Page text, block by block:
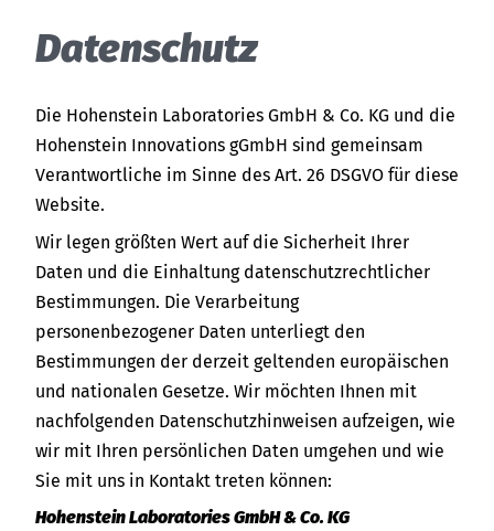
Datenschutz
Die Hohenstein Laboratories GmbH & Co. KG und die
Hohenstein Innovations gGmbH sind gemeinsam
Verantwortliche im Sinne des Art. 26 DSGVO für diese
Website.
Wir legen größten Wert auf die Sicherheit Ihrer
Daten und die Einhaltung datenschutzrechtlicher
Bestimmungen. Die Verarbeitung
personenbezogener Daten unterliegt den
Bestimmungen der derzeit geltenden europäischen
und nationalen Gesetze. Wir möchten Ihnen mit
nachfolgenden Datenschutzhinweisen aufzeigen, wie
wir mit Ihren persönlichen Daten umgehen und wie
Sie mit uns in Kontakt treten können:
Hohenstein Laboratories GmbH & Co. KG